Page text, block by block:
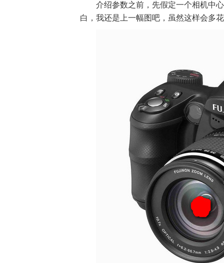
介绍参数之前，先假定一个相机中
白，我还是上一幅图吧，虽然这样会多